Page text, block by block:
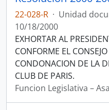
22-028-R · Unidad
10/18/2000
EXHORTAR AL
CONFORME EL
CONDONACION DE LA
CLUB DE PARIS.
Funcion Legislativa –